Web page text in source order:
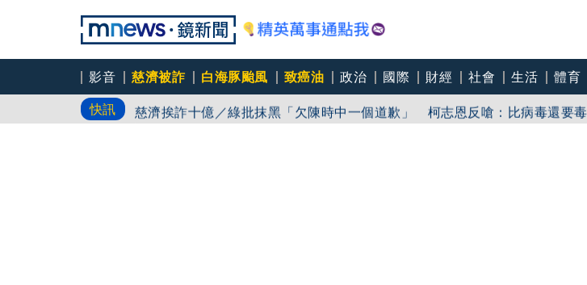
影音 慈濟被詐 白海豚颱風 致癌油 政治 國際 財經 社會 生活 體育
快訊
白海豚路徑又南修！ 海警範圍擴增到「東北部海面」
慈濟挨詐十億／綠批抹黑「欠陳時中一個道歉」 柯志恩反嗆：比病毒還要毒